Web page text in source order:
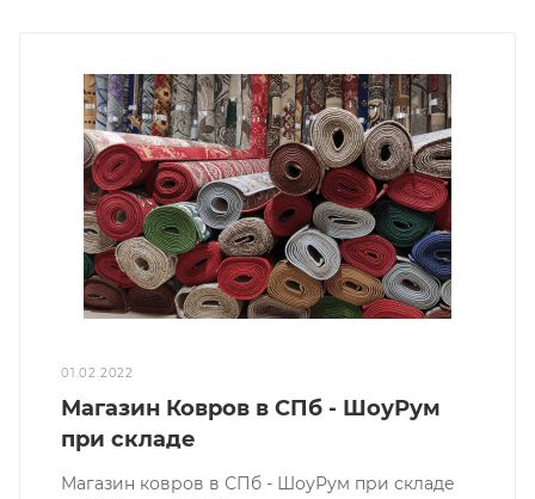
01.02.2022
Магазин Ковров в СПб - ШоуРум
при складе
Магазин ковров в СПб - ШоуРум при складе